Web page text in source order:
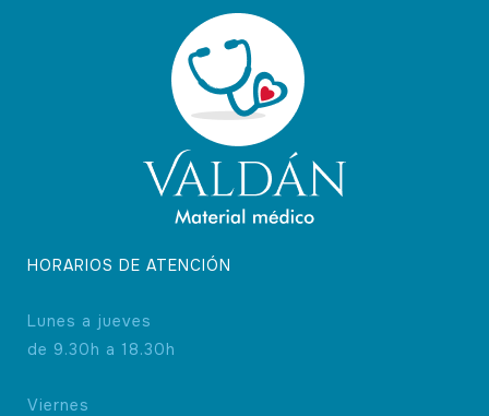
producto
HORARIOS DE ATENCIÓN
Lunes a jueves
de 9.30h a 18.30h
Viernes